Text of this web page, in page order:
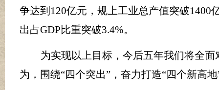
争达到 120亿元，规上工业总产值突破1400
出占GDP比重突破3.4%。
为实现以上目标，今后五年我们将全面
为，围绕“四个突出”，奋力打造“四个新高地